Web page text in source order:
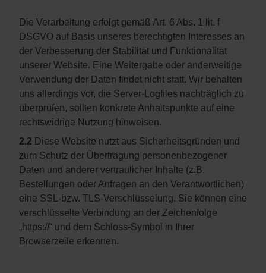
Die Verarbeitung erfolgt gemäß Art. 6 Abs. 1 lit. f
DSGVO auf Basis unseres berechtigten Interesses an
der Verbesserung der Stabilität und Funktionalität
unserer Website. Eine Weitergabe oder anderweitige
Verwendung der Daten findet nicht statt. Wir behalten
uns allerdings vor, die Server-Logfiles nachträglich zu
überprüfen, sollten konkrete Anhaltspunkte auf eine
rechtswidrige Nutzung hinweisen.
2.2 Diese Website nutzt aus Sicherheitsgründen und
zum Schutz der Übertragung personenbezogener
Daten und anderer vertraulicher Inhalte (z.B.
Bestellungen oder Anfragen an den Verantwortlichen)
eine SSL-bzw. TLS-Verschlüsselung. Sie können eine
verschlüsselte Verbindung an der Zeichenfolge
„https://“ und dem Schloss-Symbol in Ihrer
Browserzeile erkennen.